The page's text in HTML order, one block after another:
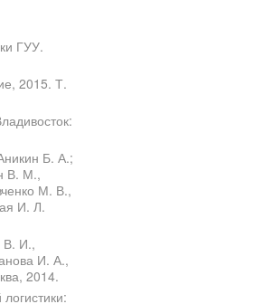
ГУУ.
2015. Т.
Б. А.;
В. М.,
М. В.,
И. Л.
В. И.,
И. А.,
2014.